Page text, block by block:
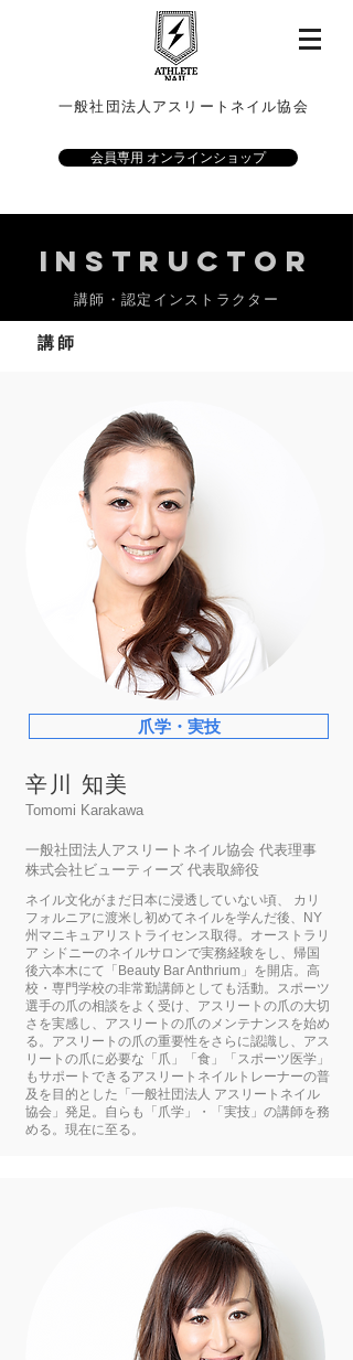
一般社団法人アスリートネイル協会
会員専用 オンラインショップ
instructor
講師・認定インストラクター
講師
爪学・実技
辛川 知美
Tomomi Karakawa
一般社団法人アスリートネイル協会 代表理事
株式会社ビューティーズ 代表取締役
ネイル文化がまだ日本に浸透していない頃、 カリ
フォルニアに渡米し初めてネイルを学んだ後、NY
州マニキュアリストライセンス取得。オーストラリ
ア シドニーのネイルサロンで実務経験をし、帰国
後六本木にて「Beauty Bar Anthrium」を開店。高
校・専門学校の非常勤講師としても活動。スポーツ
選手の爪の相談をよく受け、アスリートの爪の大切
さを実感し、アスリートの爪のメンテナンスを始め
る。アスリートの爪の重要性をさらに認識し、アス
リートの爪に必要な「爪」「食」「スポーツ医学」
もサポートできるアスリートネイルトレーナーの普
及を目的とした「一般社団法人 アスリートネイル
協会」発足。自らも「爪学」・「実技」の講師を務
める。現在に至る。